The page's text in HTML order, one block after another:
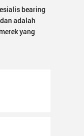
bearing
adalah
yang